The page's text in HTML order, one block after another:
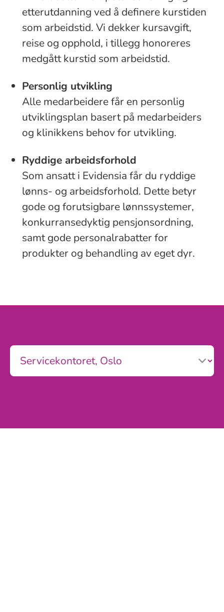
etterutdanning ved å definere kurstiden
som arbeidstid. Vi dekker kursavgift,
reise og opphold, i tillegg honoreres
medgått kurstid som arbeidstid.
Personlig utvikling
Alle medarbeidere får en personlig
utviklingsplan basert på medarbeiders
og klinikkens behov for utvikling.
Ryddige arbeidsforhold
Som ansatt i Evidensia får du ryddige
lønns- og arbeidsforhold. Dette betyr
gode og forutsigbare lønnssystemer,
konkurransedyktig pensjonsordning,
samt gode personalrabatter for
produkter og behandling av eget dyr.